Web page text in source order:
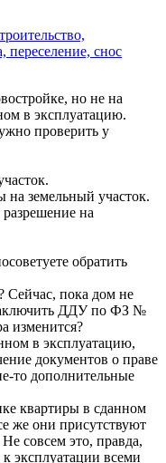
переселение, снос
но не на
в эксплуатацию.
проверить у
земельный участок.
на
обратить
Сейчас, пока дом не
ДДУ по ФЗ №
изменится?
в эксплуатацию,
документов о праве
то дополнительные
квартиры в сданном
же они присутствуют
совсем это, правда,
эксплуатации всеми